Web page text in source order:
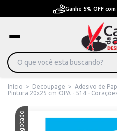
Ganhe 5% OFF
Início > Decoupage > Adesivo de
Pintura 20x25 cm OPA - 514 -
Esgotado